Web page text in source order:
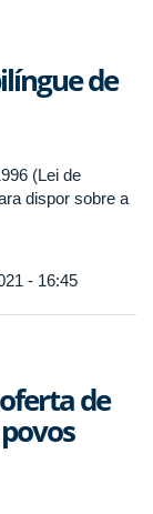
de
(Lei de
dispor sobre a
- 16:45
de